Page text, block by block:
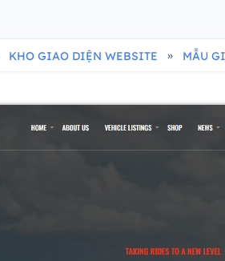
KHO GIAO DIỆN WEBSITE » MẪU